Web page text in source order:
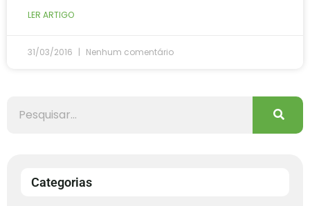
LER ARTIGO
31/03/2016 Nenhum comentário
Categorias